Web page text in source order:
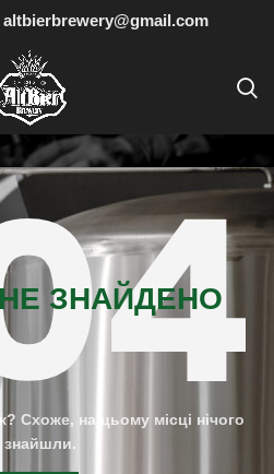
altbierbrewery@gmail.com
ЗНАЙДЕНО
Схоже, на цьому місці нічого
знайшли.